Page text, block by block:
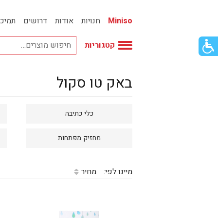
כפתור
לפתיחת
Miniso חנויות אודות דרושים
קטגוריות
אביזרי אופנה
אמבטיה
באק טו סקול
בישום ונרות
בקבוקים
באק טו סקול
כלי כתיבה
מחזיק מפתחות
מיינו לפי: מחיר